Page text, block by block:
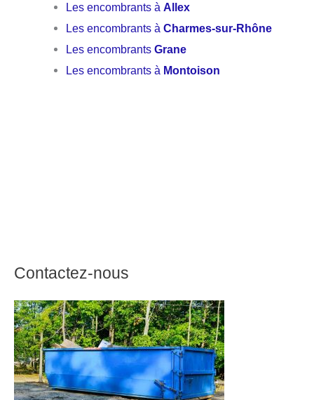
Les encombrants àAllex
Les encombrants àCharmes-sur-Rhône
Les encombrantsGrane
Les encombrants à Montoison
Contactez-nous